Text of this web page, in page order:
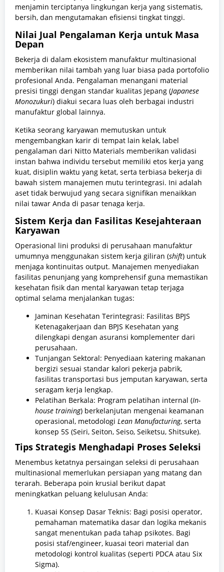
menjamin terciptanya lingkungan kerja yang sistematis,
bersih, dan mengutamakan efisiensi tingkat tinggi.
Nilai Jual Pengalaman Kerja untuk Masa
Depan
Bekerja di dalam ekosistem manufaktur multinasional
memberikan nilai tambah yang luar biasa pada portofolio
profesional Anda. Pengalaman menangani material
presisi tinggi dengan standar kualitas Jepang (Japanese
Monozukuri) diakui secara luas oleh berbagai industri
manufaktur global lainnya.
Ketika seorang karyawan memutuskan untuk
mengembangkan karir di tempat lain kelak, label
pengalaman dari Nitto Materials memberikan validasi
instan bahwa individu tersebut memiliki etos kerja yang
kuat, disiplin waktu yang ketat, serta terbiasa bekerja di
bawah sistem manajemen mutu terintegrasi. Ini adalah
aset tidak berwujud yang secara signifikan menaikkan
nilai tawar Anda di pasar tenaga kerja.
Sistem Kerja dan Fasilitas Kesejahteraan
Karyawan
Operasional lini produksi di perusahaan manufaktur
umumnya menggunakan sistem kerja giliran (shift) untuk
menjaga kontinuitas output. Manajemen menyediakan
fasilitas penunjang yang komprehensif guna memastikan
kesehatan fisik dan mental karyawan tetap terjaga
optimal selama menjalankan tugas:
Jaminan Kesehatan Terintegrasi: Fasilitas BPJS
Ketenagakerjaan dan BPJS Kesehatan yang
dilengkapi dengan asuransi komplementer dari
perusahaan.
Tunjangan Sektoral: Penyediaan katering makanan
bergizi sesuai standar kalori pekerja pabrik,
fasilitas transportasi bus jemputan karyawan, serta
seragam kerja lengkap.
Pelatihan Berkala: Program pelatihan internal (In-
house training) berkelanjutan mengenai keamanan
operasional, metodologi Lean Manufacturing, serta
konsep 5S (Seiri, Seiton, Seiso, Seiketsu, Shitsuke).
Tips Strategis Menghadapi Proses Seleksi
Menembus ketatnya persaingan seleksi di perusahaan
multinasional memerlukan persiapan yang matang dan
terarah. Beberapa poin krusial berikut dapat
meningkatkan peluang kelulusan Anda:
Kuasai Konsep Dasar Teknis: Bagi posisi operator,
pemahaman matematika dasar dan logika mekanis
sangat menentukan pada tahap psikotes. Bagi
posisi staf/engineer, kuasai teori material dan
metodologi kontrol kualitas (seperti PDCA atau Six
Sigma).